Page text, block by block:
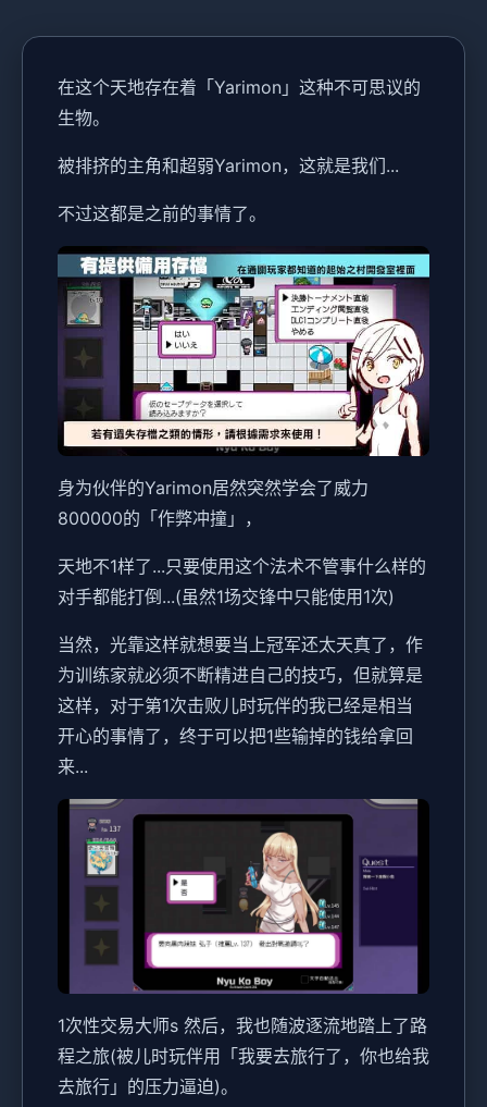
在这个天地存在着「Yarimon」这种不可思议的
生物。
被排挤的主角和超弱Yarimon，这就是我们...
不过这都是之前的事情了。
身为伙伴的Yarimon居然突然学会了威力
800000的「作弊冲撞」，
天地不1样了...只要使用这个法术不管事什么样的
对手都能打倒...(虽然1场交锋中只能使用1次)
当然，光靠这样就想要当上冠军还太天真了，作
为训练家就必须不断精进自己的技巧，但就算是
这样，对于第1次击败儿时玩伴的我已经是相当
开心的事情了，终于可以把1些输掉的钱给拿回
来...
1次性交易大师s 然后，我也随波逐流地踏上了路
程之旅(被儿时玩伴用「我要去旅行了，你也给我
去旅行」的压力逼迫)。